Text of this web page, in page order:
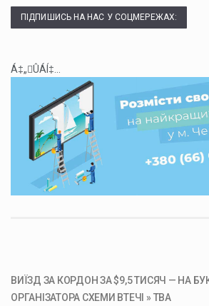
ПІДПИШИСЬ НА НАС У СОЦМЕРЕЖАХ:
Á‡„ÛÁÍ‡...
ВИЇЗД ЗА КОРДОН ЗА $9,5 ТИСЯЧ — НА
ОРГАНІЗАТОРА СХЕМИ ВТЕЧІ » ТВА